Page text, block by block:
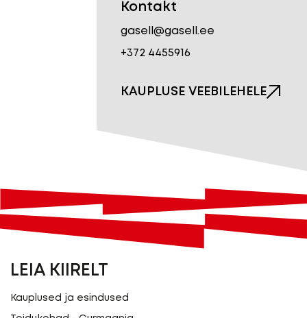
Kontakt
gasell@gasell.ee
+372 4455916
KAUPLUSE VEEBILEHELE
LEIA KIIRELT
Kauplused ja esindused